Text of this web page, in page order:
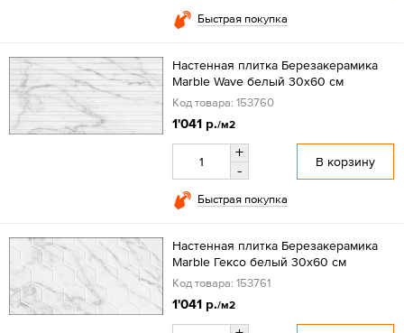
Быстрая покупка
Настенная плитка Березакерамика
Marble Wave белый 30х60 см
Код товара: 153760
1'041 р./м2
+
-
В корзину
Быстрая покупка
Настенная плитка Березакерамика
Marble Гексо белый 30х60 см
Код товара: 153761
1'041 р./м2